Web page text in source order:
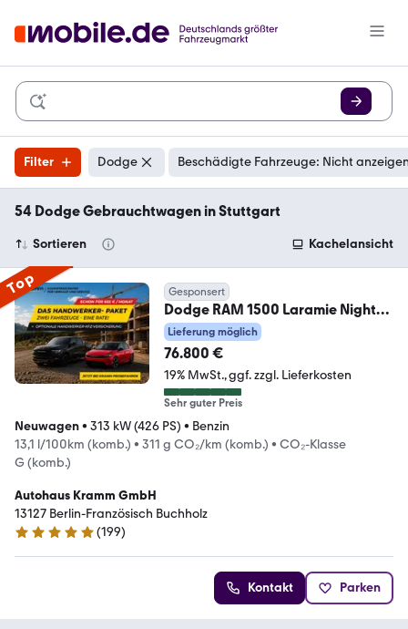
Filter Dodge Beschädigte Fahrzeuge: Nicht
54 Dodge Gebrauchtwagen in Stuttgart
Sortieren Kachelansicht
Top Gesponsert
Dodge RAM 1500 Laramie Night
Special +Luftfahrwerk
Lieferung möglich
76.800 €
19% MwSt. ggf. zzgl. Lieferkosten
Sehr guter Preis
Neuwagen• 313 kW (426 PS) • Benzin
13,1 l/100km (komb.) • 311 g CO₂/km (komb.) • CO₂-Klasse
G (komb.)
Autohaus Kramm GmbH
13127 Berlin-Französisch Buchholz
5 Sterne
(199)
Kontakt Parken